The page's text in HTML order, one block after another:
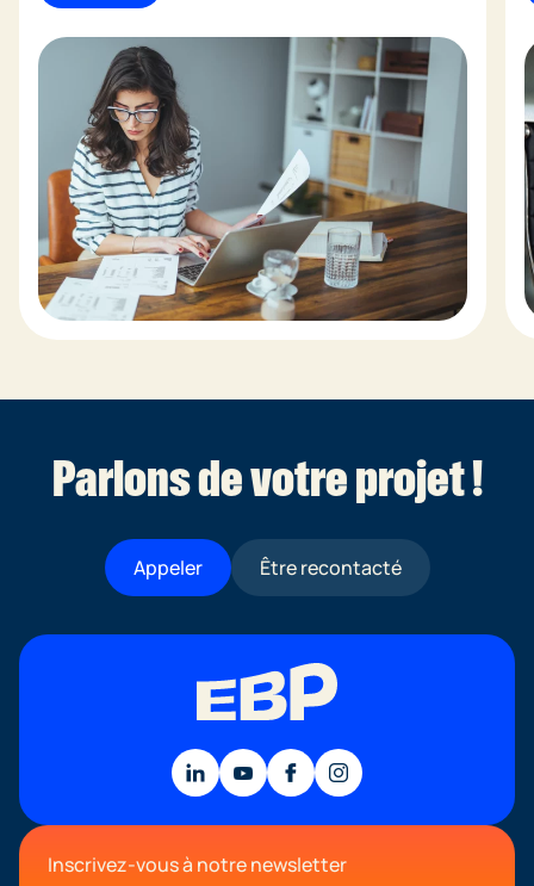
Parlons de votre projet !
Appeler Être recontacté
Inscrivez-vous à notre newsletter